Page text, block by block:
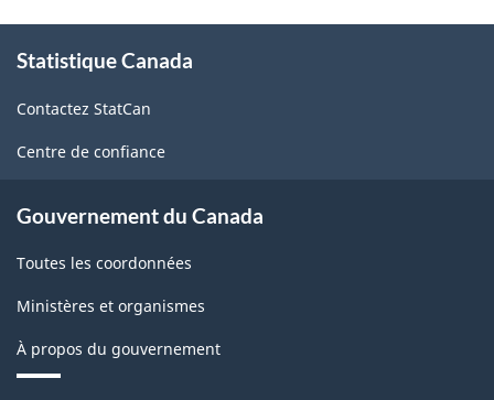
nationaux
sur
de
Canada
-
HTML
propos
ce
site
Statistique Canada
Contactez StatCan
Centre de confiance
Gouvernement du Canada
Toutes les coordonnées
Ministères et organismes
À propos du gouvernement